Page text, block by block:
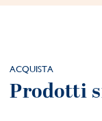
ACQUISTA
Prodotti